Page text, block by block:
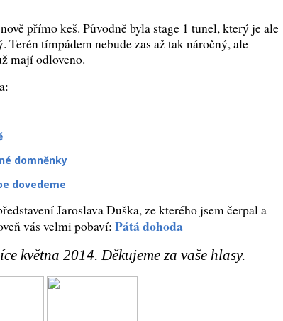
přímo keš. Původně byla stage 1 tunel, který je ale
tímpádem nebude zas až tak náročný, ale
mají odloveno.
domněnky
dovedeme
Jaroslava Duška, ze kterého jsem čerpal a
vás velmi pobaví: Pátá dohoda
května 2014. Děkujeme za vaše hlasy.